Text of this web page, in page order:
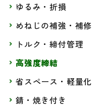
ゆるみ・折損
めねじの補強・補修
トルク・締付管理
高強度締結
省スペース・軽量化
錆・焼き付き